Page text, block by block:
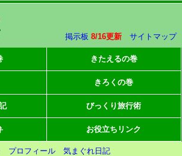
掲示板 8/16更新 サイトマップ
きたえるの巻
きろくの巻
びっくり旅行術
お役立ちリンク
プロフィール
気まぐれ日記